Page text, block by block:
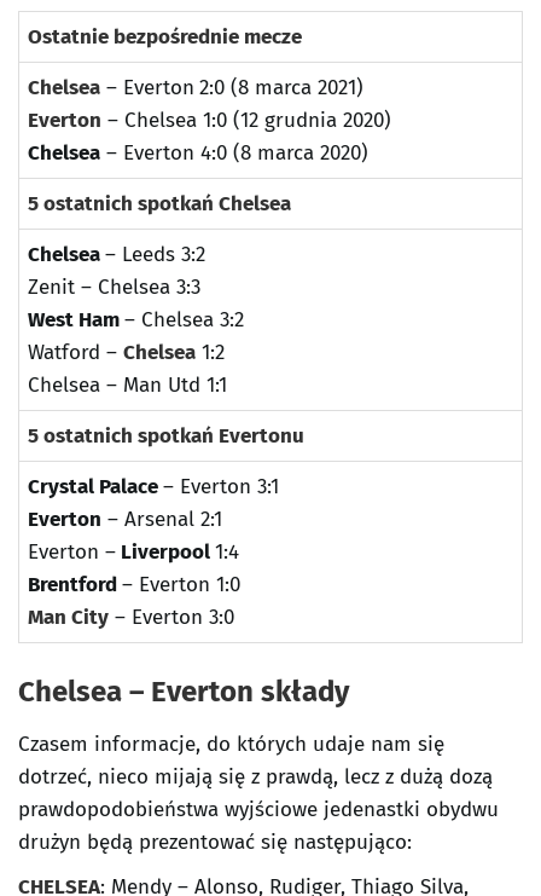
Ostatnie bezpośrednie mecze
Chelsea – Everton 2:0 (8 marca 2021)
Everton – Chelsea 1:0 (12 grudnia 2020)
Chelsea – Everton 4:0 (8 marca 2020)
5 ostatnich spotkań Chelsea
Chelsea– Leeds 3:2
Zenit – Chelsea 3:3
West Ham– Chelsea 3:2
Watford – Chelsea 1:2
Chelsea – Man Utd 1:1
5 ostatnich spotkań Evertonu
Crystal Palace– Everton 3:1
Everton – Arsenal 2:1
Everton – Liverpool1:4
Brentford– Everton 1:0
Man City – Everton 3:0
Chelsea – Everton składy
Czasem informacje, do których udaje nam się
dotrzeć, nieco mijają się z prawdą, lecz z dużą dozą
prawdopodobieństwa wyjściowe jedenastki obydwu
drużyn będą prezentować się następująco:
CHELSEA: Mendy – Alonso, Rudiger, Thiago Silva,